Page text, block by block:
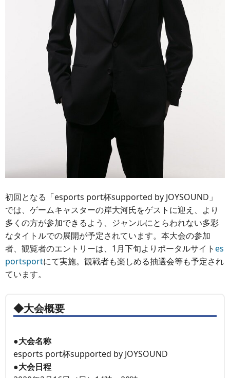
初回となる「esports port杯supported by JOYSOUND」
では、ゲームキャスターの岸大河氏をゲストに迎え、より
多くの方が参加できるよう、ジャンルにとらわれない多彩
なタイトルでの展開が予定されています。本大会の参加
者、観覧者のエントリーは、1月下旬よりポータルサイトes
portsportにて実施。観戦者も楽しめる抽選会等も予定され
ています。
◆大会概要
●大会名称
esports port杯supported by JOYSOUND
●大会日程